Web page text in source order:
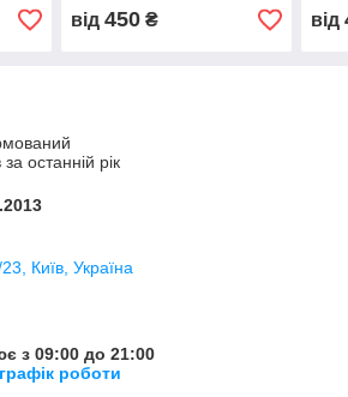
від 450₴ від
останній рік
Київ, Україна
з 09:00 до 21:00
роботи